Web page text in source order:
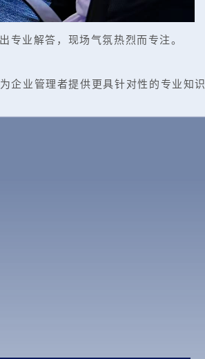
业解答，现场气氛热烈而专注。
企业管理者提供更具针对性的专业知识